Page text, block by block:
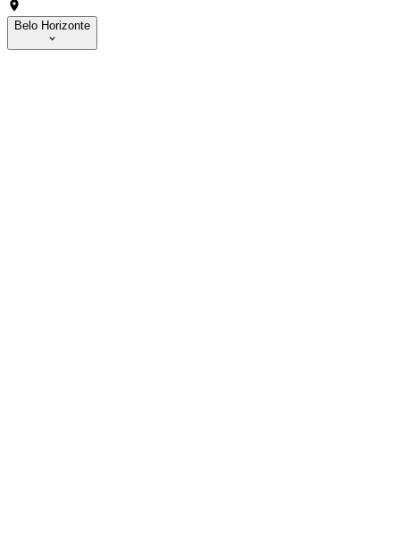
Belo Horizonte